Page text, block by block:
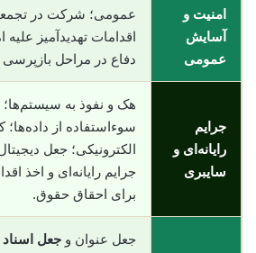
امنیت و
آسایش
عمومی
عمومی؛ شرکت در
اقدامات تهدیدآمیز
دفاع در مراحل بازپرسی
جرایم
رایانه‌ای و
سایبری
هک و نفوذ به
سوء‌استفاده از داده‌ها؛
الکترونیکی؛ جعل
جرایم رایانه‌ای و اخذ
برای احقاق حقوق.
جعل عنوان و جعل